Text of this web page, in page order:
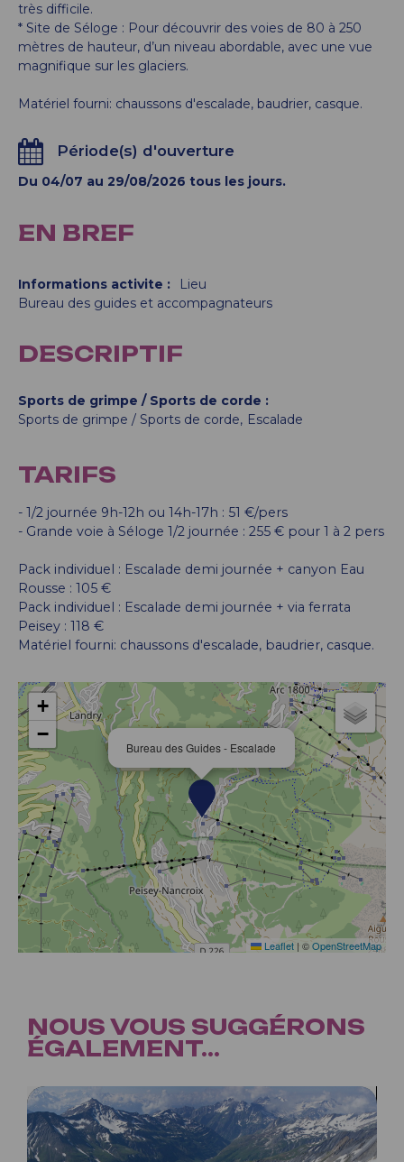
très difficile.
* Site de Séloge : Pour découvrir des voies de 80 à 250
mètres de hauteur, d’un niveau abordable, avec une vue
magnifique sur les glaciers.
Matériel fourni: chaussons d'escalade, baudrier, casque.
Période(s) d'ouverture
Du 04/07 au 29/08/2026 tous les jours.
EN BREF
Informations activite :
Lieu
Bureau des guides et accompagnateurs
DESCRIPTIF
Sports de grimpe / Sports de corde
Sports de grimpe / Sports de corde
Escalade
TARIFS
- 1/2 journée 9h-12h ou 14h-17h : 51 €/pers
- Grande voie à Séloge 1/2 journée : 255 € pour 1 à 2 pers
Pack individuel : Escalade demi journée + canyon Eau
Rousse : 105 €
Pack individuel : Escalade demi journée + via ferrata
Peisey : 118 €
Matériel fourni: chaussons d'escalade, baudrier, casque.
Bureau des Guides - Escalade
+
−
Leaflet | ©OpenStreetMap
NOUS VOUS SUGGÉRONS
ÉGALEMENT...